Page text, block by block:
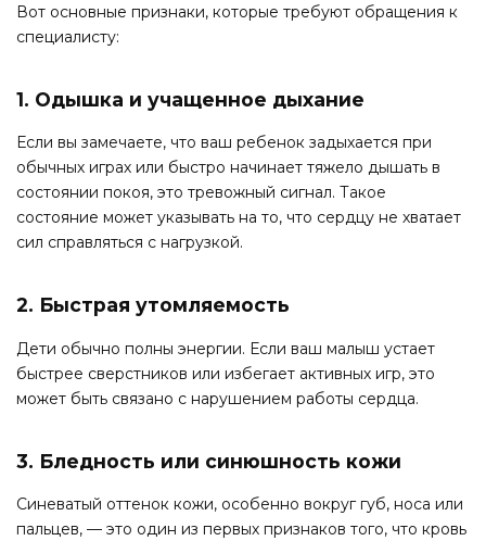
Вот основные признаки, которые требуют обращения к
специалисту:
1. Одышка и учащенное дыхание
Если вы замечаете, что ваш ребенок задыхается при
обычных играх или быстро начинает тяжело дышать в
состоянии покоя, это тревожный сигнал. Такое
состояние может указывать на то, что сердцу не хватает
сил справляться с нагрузкой.
2. Быстрая утомляемость
Дети обычно полны энергии. Если ваш малыш устает
быстрее сверстников или избегает активных игр, это
может быть связано с нарушением работы сердца.
3. Бледность или синюшность кожи
Синеватый оттенок кожи, особенно вокруг губ, носа или
пальцев, — это один из первых признаков того, что кровь